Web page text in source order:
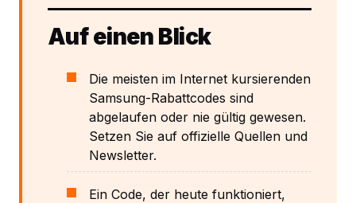
Auf einen Blick
Die meisten im Internet kursierenden
Samsung-Rabattcodes sind
abgelaufen oder nie gültig gewesen.
Setzen Sie auf offizielle Quellen und
Newsletter.
Ein Code, der heute funktioniert,